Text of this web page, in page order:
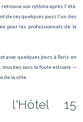
Foire de Paris 2026 - Découvertes, innovations et gastronomie
son rythme après l'été.
de ces quelques jours l'un des
pour les professionnels de la
avec quelques jours à Paris en
sans la foule estivale —
de la ville.
l'Hôtel 15